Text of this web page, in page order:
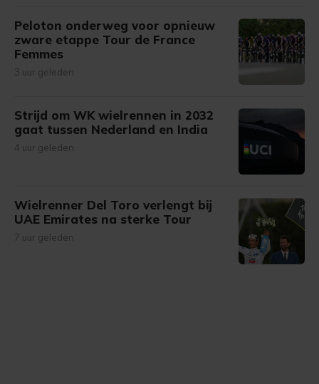
Peloton onderweg voor opnieuw
zware etappe Tour de France
Femmes
3 uur geleden
Strijd om WK wielrennen in 2032
gaat tussen Nederland en India
4 uur geleden
Wielrenner Del Toro verlengt bij
UAE Emirates na sterke Tour
7 uur geleden